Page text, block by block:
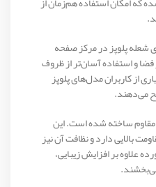
شعله پلوپز در مرکز صفحه
و استفاده آسان‌تر از ظروف
از کاربران مدل‌های پلوپز
می‌دهند.
ساخته شده است. این
بالایی دارد و نظافت آن نیز
علاوه بر افزایش زیبایی،